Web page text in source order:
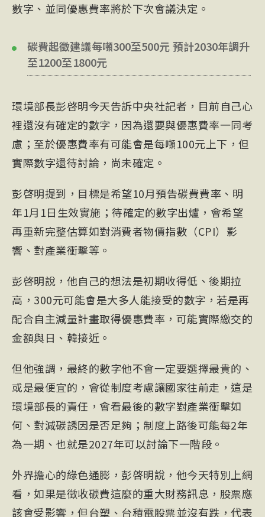
數字、並同優惠費率將於下次會議決定。
碳費起徵建議每噸300至500元 預計2030年調升
至1200至1800元
環境部長彭啓明今天告訴中央社記者，目前自己心
裡還沒有確定的數字，因為還要與優惠費率一同考
慮；至於優惠費率有可能會是每噸100元上下，但
實際數字還待討論，尚未確定。
彭啓明提到，目標是希望10月預告碳費費率、明
年1月1日生效實施；待確定的數字出爐，會希望
再重新完整估算如對消費者物價指數 （CPI）影
響、對產業衝擊等。
彭啓明說，他自己的想法是初期收得低、後期拉
高，300元可能會是大多人能接受的數字，若是再
配合自主減量計畫取得優惠費率，可能實際繳交的
金額與日、韓接近。
但他強調，最終的數字他不會一定要選擇最貴的、
或是最便宜的，會從制度考慮讓國家往前走，這是
環境部長的責任，會看最後的數字對產業衝擊如
何、對減碳誘因是否足夠；制度上路後可能每2年
為一期、也就是2027年可以討論下一階段。
外界擔心的綠色通膨，彭啓明說，他今天特別上網
看，如果是徵收碳費這麼的重大財務訊息，股票應
該會受影響，但台塑、台積電股票並沒有跌，代表